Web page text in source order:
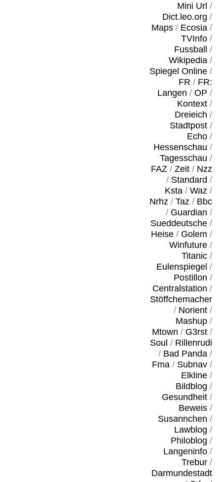
Mini Url /
Dict.leo.org /
Maps/ Ecosia/
TVInfo/
Fussball
/
Wikipedia/
Spiegel Online/
FR / FR:
Langen / OP /
Kontext/
Dreieich /
Stadtpost/
Echo/
Hessenschau /
Tagesschau /
FAZ/ Zeit/ Nzz
/ Standard /
Ksta/ Waz/
Nrhz/ Taz/ Bbc
/ Guardian /
Sueddeutsche/
Heise/ Golem /
Winfuture/
Titanic/
Eulenspiegel /
Postillon /
Centralstation /
Stöffchemacher
/ Norient/
Mashup/
Mtown / G3rst/
Soul / Rillenrudi
/ Bad Panda/
Fma/ Subnav/
Elkline/
Bildblog /
Gesundheit/
Beweis/
Susannchen /
Lawblog /
Philoblog /
Langeninfo/
Trebur/
Darmundestadt